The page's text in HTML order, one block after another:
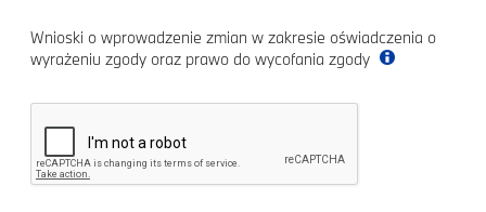
Wnioski o wprowadzenie zmian w zakresie oświadczenia o
wyrażeniu zgody oraz prawo do wycofania zgody